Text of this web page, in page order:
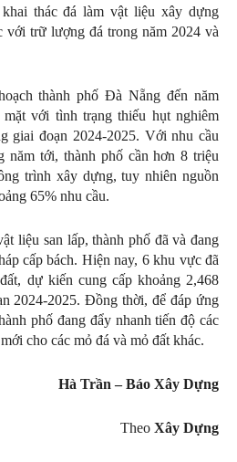
thác đá làm vật liệu xây dựng
với trữ lượng đá trong năm 2024 và
thành phố Đà Nẵng đến năm
với tình trạng thiếu hụt nghiêm
giai đoạn 2024-2025. Với nhu cầu
năm tới, thành phố cần hơn 8 triệu
trình xây dựng, tuy nhiên nguồn
65% nhu cầu.
liệu san lấp, thành phố đã và đang
cấp bách. Hiện nay, 6 khu vực đã
dự kiến cung cấp khoảng 2,468
2024-2025. Đồng thời, để đáp ứng
phố đang đẩy nhanh tiến độ các
cho các mỏ đá và mỏ đất khác.
Hà Trần – Báo Xây Dựng
Theo Xây Dựng